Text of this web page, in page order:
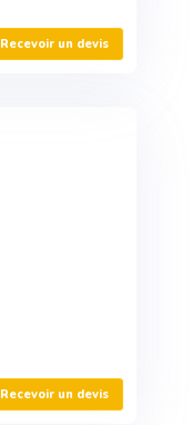
Recevoir un devis
Recevoir un devis